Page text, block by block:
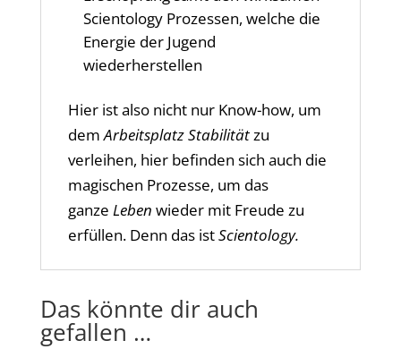
Scientology Prozessen, welche die
Energie der Jugend
wiederherstellen
Hier ist also nicht nur Know-how, um
demArbeitsplatzStabilitätzu
verleihen, hier befinden sich auch die
magischen Prozesse, um das
ganze Leben wieder mit Freude zu
erfüllen. Denn das istScientology.
Das könnte dir auch
gefallen …